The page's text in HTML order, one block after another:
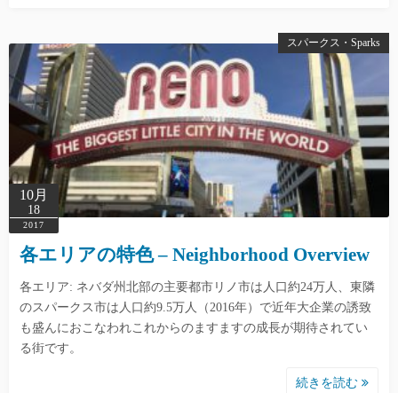
スパークス・Sparks
10月
18
2017
各エリアの特色 – Neighborhood Overview
各エリア: ネバダ州北部の主要都市リノ市は人口約24万人、東隣
のスパークス市は人口約9.5万人（2016年）で近年大企業の誘致
も盛んにおこなわれこれからのますますの成長が期待されてい
る街です。
続きを読む